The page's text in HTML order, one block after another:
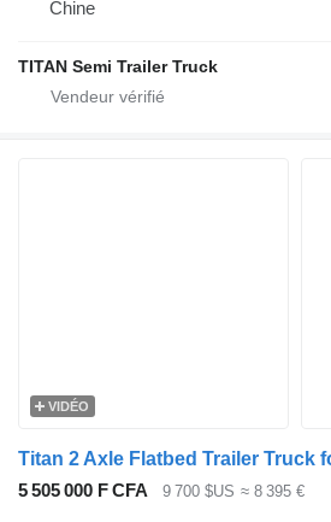
Chine
TITAN Semi Trailer Truck
VIDÉO
Titan 2 Axle Flatbed Trailer Truck
5 505 000 F CFA
9 700 $US ≈ 8 395 €